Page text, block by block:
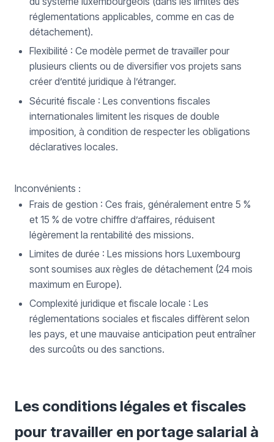
réglementations applicables, comme en cas de
détachement).
Flexibilité : Ce modèle permet de travailler pour
plusieurs clients ou de diversifier vos projets sans
créer d’entité juridique à l’étranger.
Sécurité fiscale : Les conventions fiscales
internationales limitent les risques de double
imposition, à condition de respecter les obligations
déclaratives locales.
Inconvénients :
Frais de gestion : Ces frais, généralement entre 5 %
et 15 % de votre chiffre d’affaires, réduisent
légèrement la rentabilité des missions.
Limites de durée : Les missions hors Luxembourg
sont soumises aux règles de détachement (24 mois
maximum en Europe).
Complexité juridique et fiscale locale : Les
réglementations sociales et fiscales diffèrent selon
les pays, et une mauvaise anticipation peut entraîner
des surcoûts ou des sanctions.
Les conditions légales et fiscales
pour travailler en portage salarial à